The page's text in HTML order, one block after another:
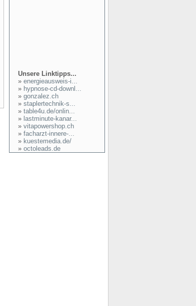
Unsere Linktipps...
» energieausweis-i...
» hypnose-cd-downl...
» gonzalez.ch
» staplertechnik-s...
» table4u.de/onlin...
» lastminute-kanar...
» vitapowershop.ch
» facharzt-innere-...
» kuestemedia.de/
» octoleads.de